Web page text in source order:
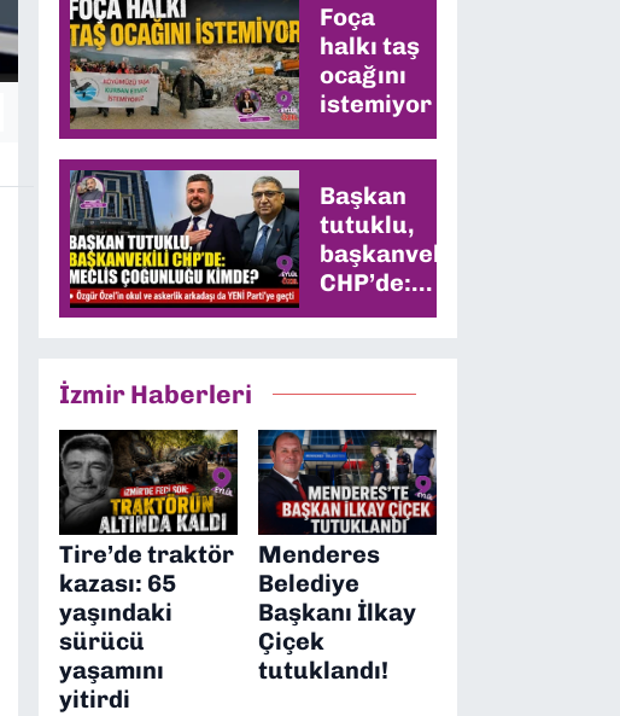
Foça
halkı taş
ocağını
istemiyor
Başkan
tutuklu,
başkanvekili
CHP’de:
Meclis
İzmir Haberleri
Tire’de traktör
kazası: 65
yaşındaki
sürücü
yaşamını
yitirdi
Menderes
Belediye
Başkanı İlkay
Çiçek
tutuklandı!